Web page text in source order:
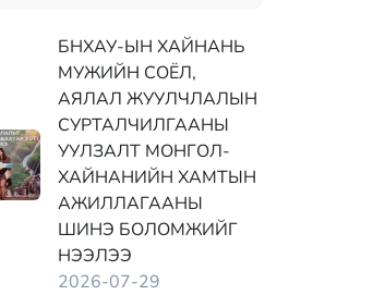
БНХАУ-ЫН ХАЙНАНЬ
МУЖИЙН СОЁЛ,
АЯЛАЛ ЖУУЛЧЛАЛЫН
СУРТАЛЧИЛГААНЫ
УУЛЗАЛТ МОНГОЛ-
ХАЙНАНИЙН ХАМТЫН
АЖИЛЛАГААНЫ
ШИНЭ БОЛОМЖИЙГ
НЭЭЛЭЭ
2026-07-29